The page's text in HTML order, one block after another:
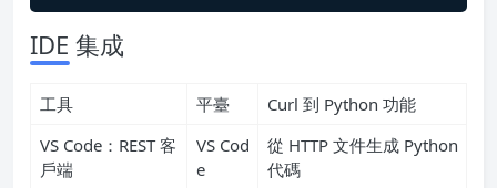
IDE 集成
工具 平臺
Curl 到 Python 功能
VS Code：REST 客
戶端
VS Cod
e
從 HTTP 文件生成 Python
代碼